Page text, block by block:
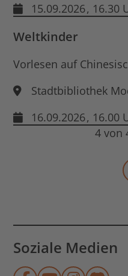
15.09.2026, 16.30
Weltkinder
Vorlesen auf
Stadtbibliothek
16.09.2026, 16.00
4 von
Soziale Medien